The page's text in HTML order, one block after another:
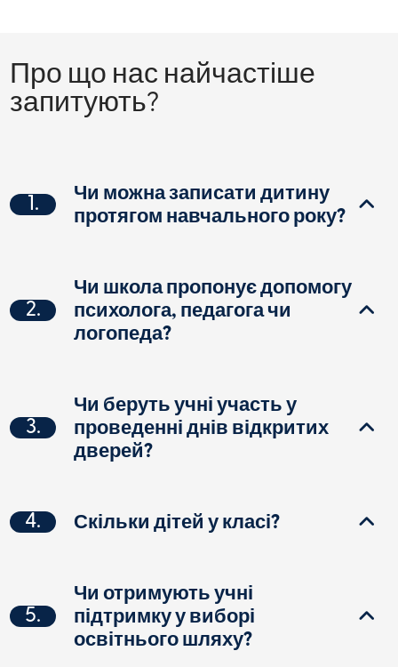
Про що нас найчастіше
запитують?
1.
Чи можна записати дитину
протягом навчального року?
2.
Чи школа пропонує допомогу
психолога, педагога чи
логопеда?
3.
Чи беруть учні участь у
проведенні днів відкритих
дверей?
4. Скільки дітей у класі?
5.
Чи отримують учні
підтримку у виборі
освітнього шляху?